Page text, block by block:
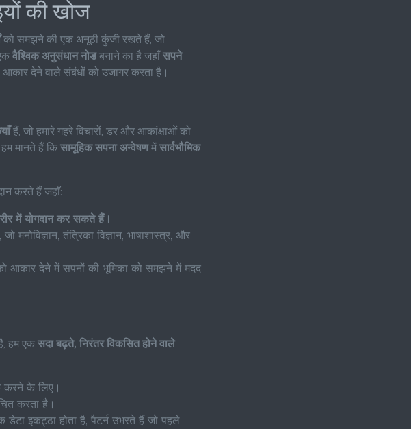
की खोज
को समझने की एक अनूठी कुंजी रखते हैं, जो
वैश्विक अनुसंधान नोडबनाने का है जहाँसपने
देने वाले संबंधों को उजागर करता है।
हैं, जो हमारे गहरे विचारों, डर और आकांक्षाओं को
हम मानते हैं कि सामूहिक सपना अन्वेषणमेंसार्वभौमिक
करते हैं जहाँ:
में योगदान कर सकते हैं।
, जो मनोविज्ञान, तंत्रिका विज्ञान, भाषाशास्त्र, और
आकार देने में सपनों की भूमिका को समझने में मदद
हम एक सदा बढ़ते, निरंतर विकसित होने वाले
करने के लिए।
करता है।
इकट्ठा होता है, पैटर्न उभरते हैं जो पहले